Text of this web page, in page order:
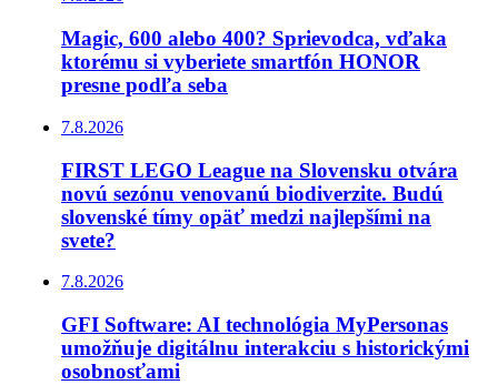
Magic, 600 alebo 400? Sprievodca, vďaka
ktorému si vyberiete smartfón HONOR
presne podľa seba
7.8.2026
FIRST LEGO League na Slovensku otvára
novú sezónu venovanú biodiverzite. Budú
slovenské tímy opäť medzi najlepšími na
svete?
7.8.2026
GFI Software: AI technológia MyPersonas
umožňuje digitálnu interakciu s historickými
osobnosťami